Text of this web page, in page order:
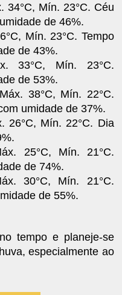
34°C, Mín. 23°C. Céu
de 46%.
Mín. 23°C. Tempo
de 43%.
33°C, Mín. 23°C.
de 53%.
38°C, Mín. 22°C.
umidade de 37%.
26°C, Mín. 22°C. Dia
25°C, Mín. 21°C.
de 74%.
30°C, Mín. 21°C.
de 55%.
tempo e planeje-se
especialmente ao